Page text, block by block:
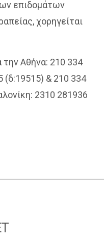
επιδομάτων
χορηγείται
την Αθήνα: 210 334
(δ:19515) & 210 334
2310 281936